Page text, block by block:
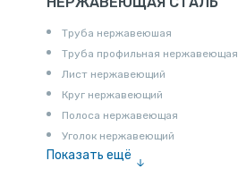
Труба нержавеюшая
Труба профильная нержавеющая
Лист нержавеющий
Круг нержавеющий
Полоса нержавеющая
Уголок нержавеющий
Показать ещё